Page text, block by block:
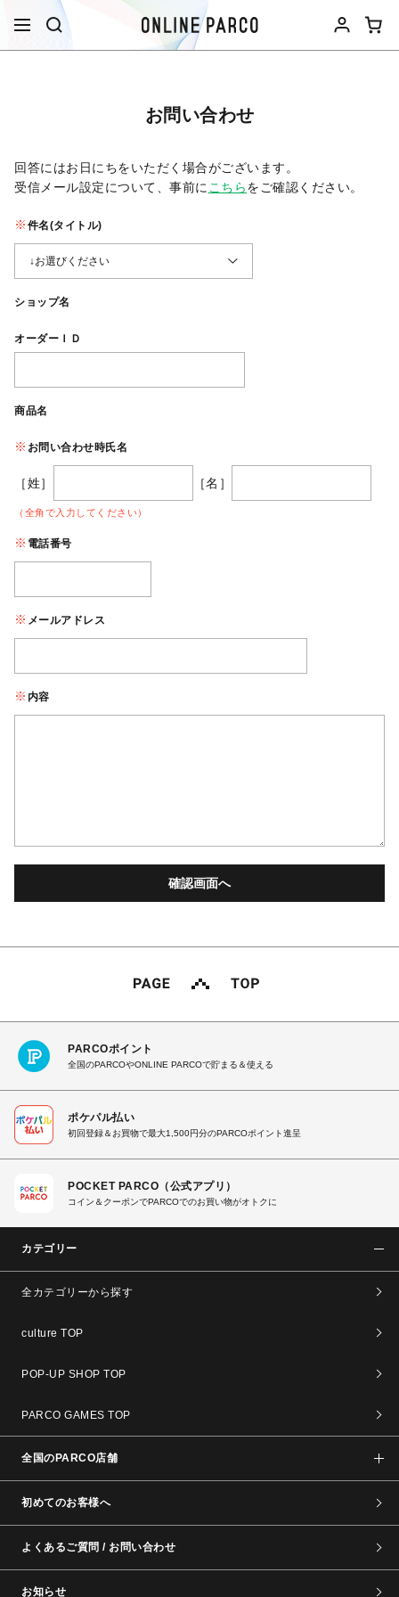
お問い合わせ
回答にはお日にちをいただく場合がございます。
受信メール設定について、事前に こちらをご確認ください。​
件名(タイトル)
ショップ名
オーダーＩＤ
商品名
お問い合わせ時氏名
［姓］ ［名］
（全角で入力してください）
電話番号
メールアドレス
内容
PARCOポイント
全国のPARCOやONLINE PARCOで貯まる＆使える
ポケパル払い
初回登録＆お買物で最大1,500円分のPARCOポイント進呈
POCKET PARCO（公式アプリ）
コイン＆クーポンでPARCOでのお買い物がオトクに
カテゴリー
全カテゴリーから探す
culture TOP
POP-UP SHOP TOP
PARCO GAMES TOP
全国のPARCO店舗
初めてのお客様へ
よくあるご質問 / お問い合わせ
お知らせ